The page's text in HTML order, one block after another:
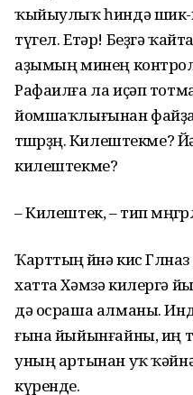
ҡыйыулыҡ һиндә шик-
түгел. Етәр! Беҙгә
аҙымың минең
Рафаилға ла иҫәп
йомшаҡлығынан
төшөрҙөң.
килештекме?
– Килештек, – тип
Ҡарттың өйөнә кис
хатта Хәмзә килергә
дә осраша алманы.
ғына йыйынғайны, иң
уның артынан уҡ
күренде.